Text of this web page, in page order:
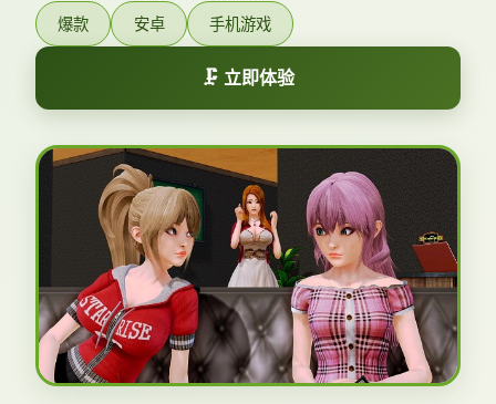
爆款 安卓 手机游戏
🗜️ 立即体验